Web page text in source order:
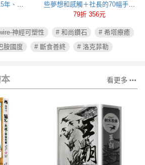
年、全
心理學
些夢想和感觸＋社長的70幅手繪
插圖
79折 356元
神經可塑性 # 和尚鑽石
# 希塔療癒
胺國度 # 斷食善終 # 洛克菲勒
看更多